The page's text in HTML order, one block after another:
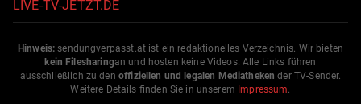
LIVE-TV-JETZT.DE
Hinweis: sendungverpasst.at ist ein redaktionelles Verzeichnis. Wir bieten
kein Filesharingan und hosten keine Videos. Alle Links führen
ausschließlich zu den offiziellen und legalen Mediatheken der TV-Sender.
Weitere Details finden Sie in unserem Impressum.